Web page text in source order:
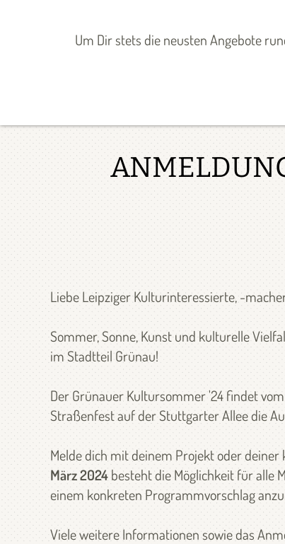
Um Dir stets die neusten Angebote
ANGEBOTE
Liebe Leipziger Kulturinteressierte, -
Sommer, Sonne, Kunst und kulturelle
im Stadtteil Grünau!
Der Grünauer Kultursommer '24 findet
Straßenfest auf der Stuttgarter Allee die
Melde dich mit deinem Projekt oder
März 2024besteht die Möglichkeit für alle
einem konkreten Programmvorschlag
Viele weitere Informationen sowie das